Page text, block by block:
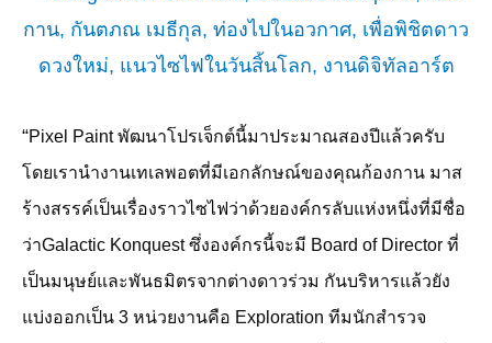
“Pixel Paintพัฒนาโปรเจ็กต์นี้มาประมาณสองปีแล้วครับ
โดยเรานำงานเทเลพอตที่มีเอกลักษณ์ของคุณก้องกาน มาส
ร้างสรรค์เป็นเรื่องราวไซไฟว่าด้วยองค์กรลับแห่งหนึ่งที่มีชื่อ
ว่าGalactic Konquestซึ่งองค์กรนี้จะมี Board of Director ที่
เป็นมนุษย์และพันธมิตรจากต่างดาวร่วม กันบริหารแล้วยัง
แบ่งออกเป็น 3 หน่วยงานคือ Exploration ทีมนักสำรวจ